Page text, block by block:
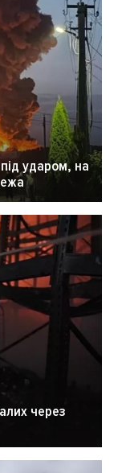
ударом, на
через